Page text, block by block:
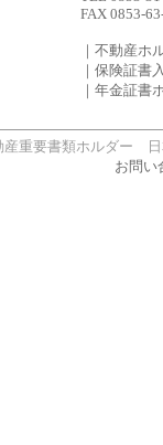
FAX 0853-
｜不動産ホ
｜保険証書
｜年金証書
重要書類ホルダー
お問い